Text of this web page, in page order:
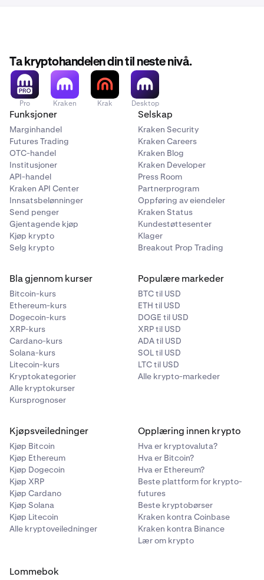
Ta kryptohandelen din til neste nivå.
Pro Kraken Krak Desktop
Funksjoner
Marginhandel
Futures Trading
OTC-handel
Institusjoner
API-handel
Kraken API Center
Innsatsbelønninger
Send penger
Gjentagende kjøp
Kjøp krypto
Selg krypto
Selskap
Kraken Security
Kraken Careers
Kraken Blog
Kraken Developer
Press Room
Partnerprogram
Oppføring av eiendeler
Kraken Status
Kundestøttesenter
Klager
Breakout Prop Trading
Bla gjennom kurser
Bitcoin-kurs
Ethereum-kurs
Dogecoin-kurs
XRP-kurs
Cardano-kurs
Solana-kurs
Litecoin-kurs
Kryptokategorier
Alle kryptokurser
Kursprognoser
Populære markeder
BTC til USD
ETH til USD
DOGE til USD
XRP til USD
ADA til USD
SOL til USD
LTC til USD
Alle krypto-markeder
Kjøpsveiledninger
Kjøp Bitcoin
Kjøp Ethereum
Kjøp Dogecoin
Kjøp XRP
Kjøp Cardano
Kjøp Solana
Kjøp Litecoin
Alle kryptoveiledninger
Opplæring innen krypto
Hva er kryptovaluta?
Hva er Bitcoin?
Hva er Ethereum?
Beste plattform for krypto-
futures
Beste kryptobørser
Kraken kontra Coinbase
Kraken kontra Binance
Lær om krypto
Lommebok